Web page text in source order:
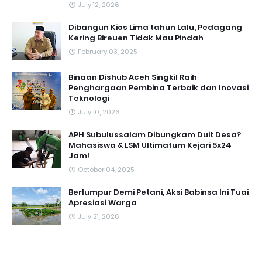
July 12, 2026
Dibangun Kios Lima tahun Lalu, Pedagang
Kering Bireuen Tidak Mau Pindah
February 03, 2025
Binaan Dishub Aceh Singkil Raih
Penghargaan Pembina Terbaik dan Inovasi
Teknologi
July 10, 2026
APH Subulussalam Dibungkam Duit Desa?
Mahasiswa & LSM Ultimatum Kejari 5x24
Jam!
October 04, 2025
Berlumpur Demi Petani, Aksi Babinsa Ini Tuai
Apresiasi Warga
July 21, 2026